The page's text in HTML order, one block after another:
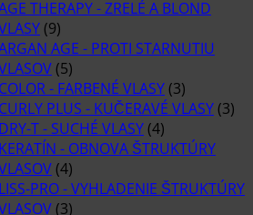
THERAPY - ZRELÉ A BLOND
(9)
AGE - PROTI STARNUTIU
(5)
COLOR - FARBENÉ VLASY (3)
CURLY PLUS - KUČERAVÉ VLASY (3)
DRY-T - SUCHÉ VLASY (4)
KERATÍN - OBNOVA ŠTRUKTÚRY
(4)
LISS-PRO - VYHLADENIE ŠTRUKTÚRY
(3)